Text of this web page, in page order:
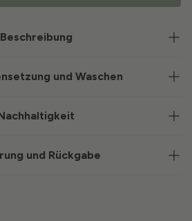
Beschreibung
und Waschen
und Rückgabe